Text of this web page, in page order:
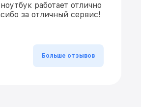
работает отлично
за отличный сервис!
Больше отзывов